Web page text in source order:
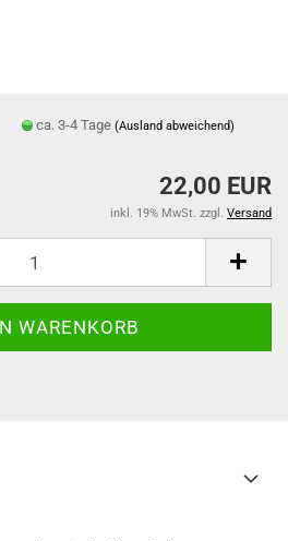
ca. 3-4 Tage(Ausland abweichend)
22,00 EUR
inkl. 19% MwSt. zzgl. Versand